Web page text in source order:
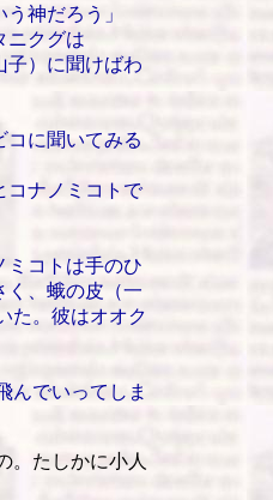
う神だろう」
ニクグは
子）に聞けばわ
に聞いてみる
コナノミコトで
コトは手のひ
く、蛾の皮（一
た。彼はオオク
んでいってしま
。たしかに小人